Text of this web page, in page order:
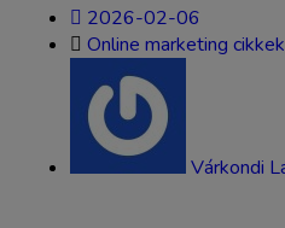
2026-02-06
Online marketing cikkek
Várkondi